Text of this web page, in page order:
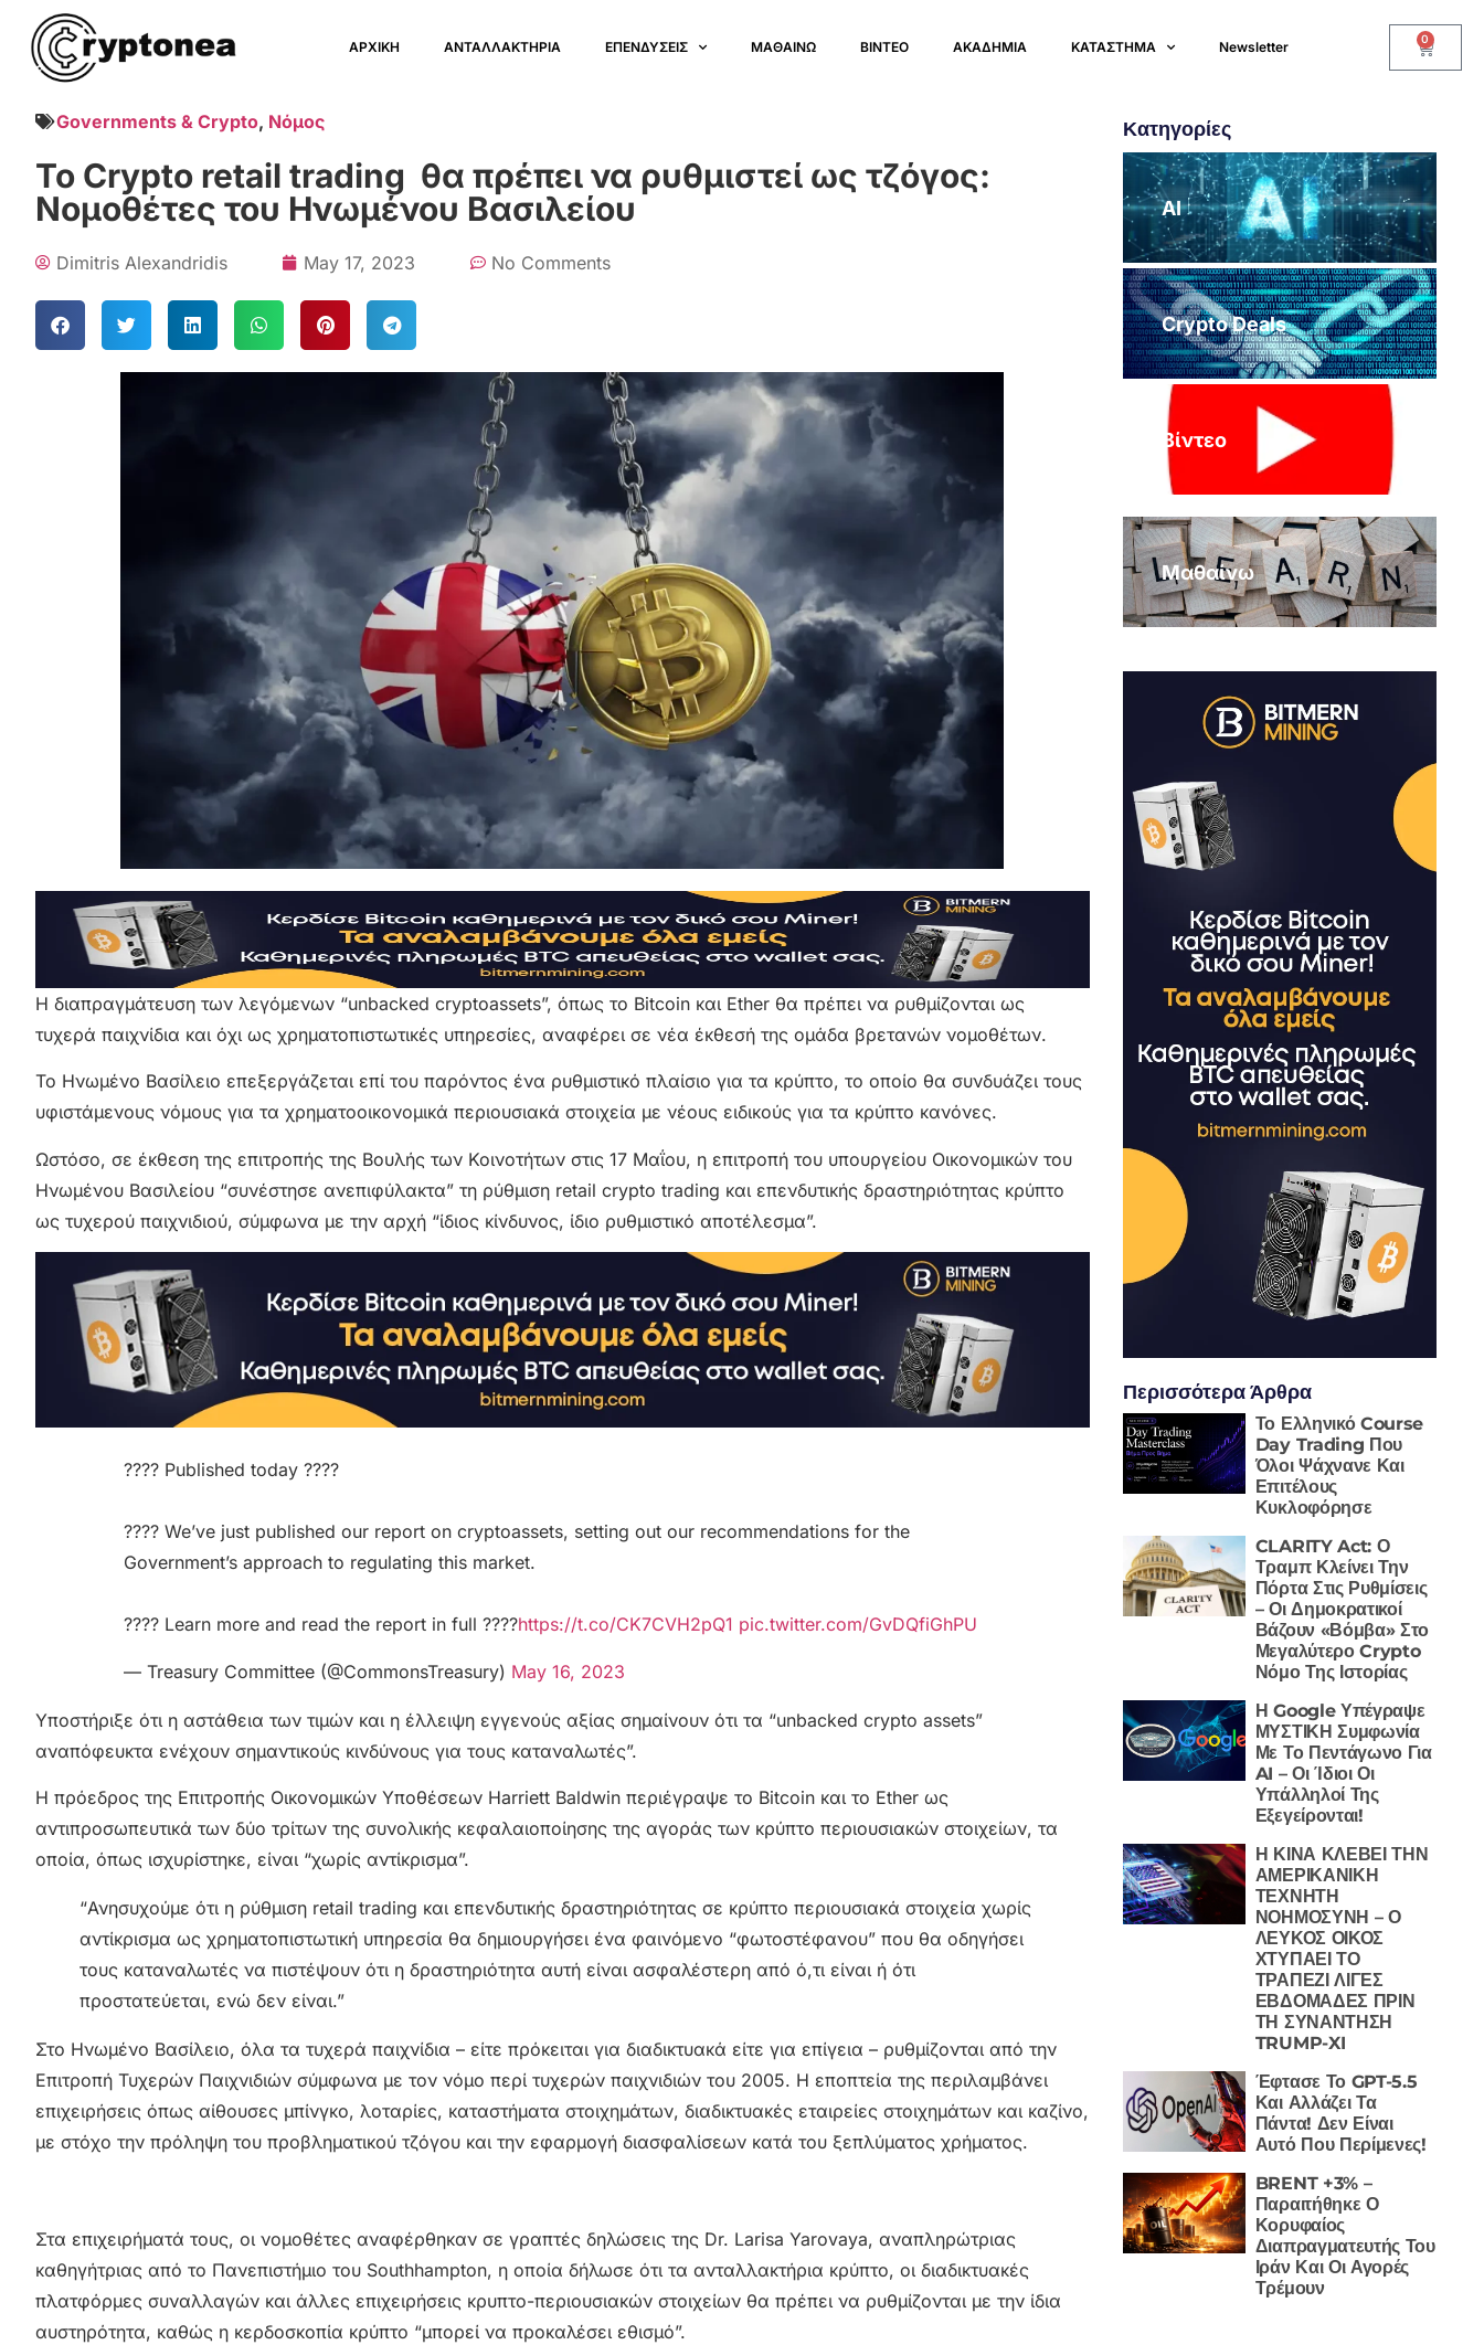
ΑΡΧΙΚΗ ΑΝΤΑΛΛΑΚΤΗΡΙΑ ΕΠΕΝΔΥΣΕΙΣ ΜΑΘΑΙΝΩ ΒΙΝΤΕΟ ΑΚΑΔΗΜΙΑ ΚΑΤΑΣΤΗΜΑ Newsletter 0
Governments & Crypto, Νόμος
Το Crypto retail trading θα πρέπει να ρυθμιστεί ως τζόγος:
Νομοθέτες του Ηνωμένου Βασιλείου
Dimitris Alexandridis May 17, 2023 No Comments
Η διαπραγμάτευση των λεγόμενων “unbacked cryptoassets”, όπως το Bitcoin και Ether θα πρέπει να ρυθμίζονται ως
τυχερά παιχνίδια και όχι ως χρηματοπιστωτικές υπηρεσίες, αναφέρει σε νέα έκθεσή της ομάδα βρετανών νομοθέτων.
Το Ηνωμένο Βασίλειο επεξεργάζεται επί του παρόντος ένα ρυθμιστικό πλαίσιο για τα κρύπτο, το οποίο θα συνδυάζει τους
υφιστάμενους νόμους για τα χρηματοοικονομικά περιουσιακά στοιχεία με νέους ειδικούς για τα κρύπτο κανόνες.
Ωστόσο, σε έκθεση της επιτροπής της Βουλής των Κοινοτήτων στις 17 Μαΐου, η επιτροπή του υπουργείου Οικονομικών του
Ηνωμένου Βασιλείου “συνέστησε ανεπιφύλακτα” τη ρύθμιση retail crypto trading και επενδυτικής δραστηριότητας κρύπτο
ως τυχερού παιχνιδιού, σύμφωνα με την αρχή “ίδιος κίνδυνος, ίδιο ρυθμιστικό αποτέλεσμα”.
???? Published today ????
???? We’ve just published our report on cryptoassets, setting out our recommendations for the
Government’s approach to regulating this market.
???? Learn more and read the report in full ????https://t.co/CK7CVH2pQ1 pic.twitter.com/GvDQfiGhPU
— Treasury Committee (@CommonsTreasury) May 16, 2023
Υποστήριξε ότι η αστάθεια των τιμών και η έλλειψη εγγενούς αξίας σημαίνουν ότι τα “unbacked crypto assets”
αναπόφευκτα ενέχουν σημαντικούς κινδύνους για τους καταναλωτές”.
Η πρόεδρος της Επιτροπής Οικονομικών Υποθέσεων Harriett Baldwin περιέγραψε το Bitcoin και το Ether ως
αντιπροσωπευτικά των δύο τρίτων της συνολικής κεφαλαιοποίησης της αγοράς των κρύπτο περιουσιακών στοιχείων, τα
οποία, όπως ισχυρίστηκε, είναι “χωρίς αντίκρισμα”.
“Ανησυχούμε ότι η ρύθμιση retail trading και επενδυτικής δραστηριότητας σε κρύπτο περιουσιακά στοιχεία χωρίς
αντίκρισμα ως χρηματοπιστωτική υπηρεσία θα δημιουργήσει ένα φαινόμενο “φωτοστέφανου” που θα οδηγήσει
τους καταναλωτές να πιστέψουν ότι η δραστηριότητα αυτή είναι ασφαλέστερη από ό,τι είναι ή ότι
προστατεύεται, ενώ δεν είναι.”
Στο Ηνωμένο Βασίλειο, όλα τα τυχερά παιχνίδια – είτε πρόκειται για διαδικτυακά είτε για επίγεια – ρυθμίζονται από την
Επιτροπή Τυχερών Παιχνιδιών σύμφωνα με τον νόμο περί τυχερών παιχνιδιών του 2005. Η εποπτεία της περιλαμβάνει
επιχειρήσεις όπως αίθουσες μπίνγκο, λοταρίες, καταστήματα στοιχημάτων, διαδικτυακές εταιρείες στοιχημάτων και καζίνο,
με στόχο την πρόληψη του προβληματικού τζόγου και την εφαρμογή διασφαλίσεων κατά του ξεπλύματος χρήματος.
Στα επιχειρήματά τους, οι νομοθέτες αναφέρθηκαν σε γραπτές δηλώσεις της Dr. Larisa Yarovaya, αναπληρώτριας
καθηγήτριας από το Πανεπιστήμιο του Southhampton, η οποία δήλωσε ότι τα ανταλλακτήρια κρύπτο, οι διαδικτυακές
πλατφόρμες συναλλαγών και άλλες επιχειρήσεις κρυπτο-περιουσιακών στοιχείων θα πρέπει να ρυθμίζονται με την ίδια
αυστηρότητα, καθώς η κερδοσκοπία κρύπτο “μπορεί να προκαλέσει εθισμό”.
Κατηγορίες
AI
Crypto Deals
Βίντεο
Μαθαίνω
Περισσότερα Άρθρα
Το Ελληνικό Course
Day Trading Που
Όλοι Ψάχνανε Και
Επιτέλους
Κυκλοφόρησε
CLARITY Act: Ο
Τραμπ Κλείνει Την
Πόρτα Στις Ρυθμίσεις
– Οι Δημοκρατικοί
Βάζουν «Βόμβα» Στο
Μεγαλύτερο Crypto
Νόμο Της Ιστορίας
Η Google Υπέγραψε
ΜΥΣΤΙΚΗ Συμφωνία
Με Το Πεντάγωνο Για
AI – Οι Ίδιοι Οι
Υπάλληλοί Της
Εξεγείρονται!
Η ΚΙΝΑ ΚΛΕΒΕΙ ΤΗΝ
ΑΜΕΡΙΚΑΝΙΚΗ
ΤΕΧΝΗΤΗ
ΝΟΗΜΟΣΥΝΗ – Ο
ΛΕΥΚΟΣ ΟΙΚΟΣ
ΧΤΥΠΑΕΙ ΤΟ
ΤΡΑΠΕΖΙ ΛΙΓΕΣ
ΕΒΔΟΜΑΔΕΣ ΠΡΙΝ
ΤΗ ΣΥΝΑΝΤΗΣΗ
TRUMP-XI
Έφτασε Το GPT-5.5
Και Αλλάζει Τα
Πάντα! Δεν Είναι
Αυτό Που Περίμενες!
BRENT +3% –
Παραιτήθηκε Ο
Κορυφαίος
Διαπραγματευτής Του
Ιράν Και Οι Αγορές
Τρέμουν